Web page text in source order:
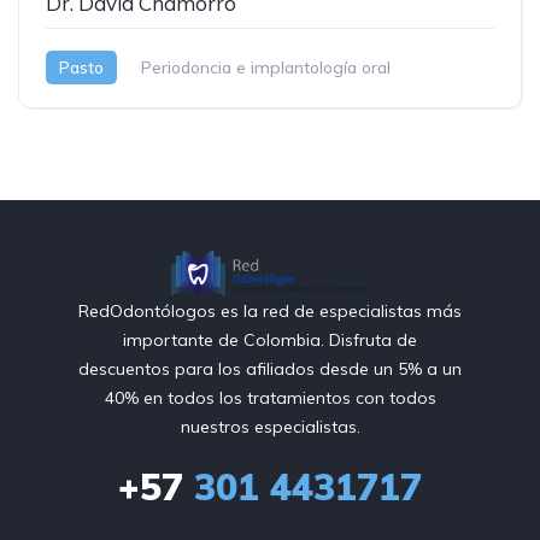
Pasto Periodoncia e implantología oral
RedOdontólogos es la red de especialistas más
importante de Colombia. Disfruta de
descuentos para los afiliados desde un 5% a un
40% en todos los tratamientos con todos
nuestros especialistas.
+57 301 4431717